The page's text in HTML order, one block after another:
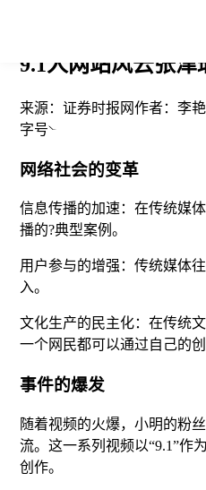
9.1人网站风云张
来源： 证券时报网作者： 李
字号
网络社会的变革
信息传播的加速：在传统媒
播的?典型案例。
用户参与的增强：传统媒体
入。
文化生产的民主化：在传统
一个网民都可以通过自己的
事件的爆发
随着视频的火爆，小明的粉
流。这一系列视频以“9.1”作
创作。